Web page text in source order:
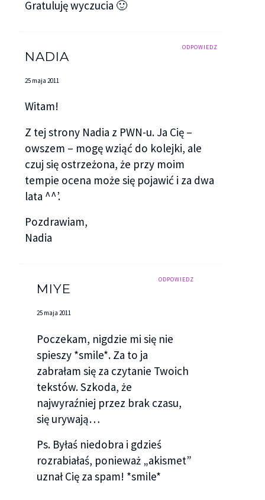
Gratuluję wyczucia 🙂
ODPOWIEDZ
NADIA
25 maja 2011
Witam!
Z tej strony Nadia z PWN-u. Ja Cię –
owszem – mogę wziąć do kolejki, ale
czuj się ostrzeżona, że przy moim
tempie ocena może się pojawić i za dwa
lata ^^’.
Pozdrawiam,
Nadia
ODPOWIEDZ
MIYE
25 maja 2011
Poczekam, nigdzie mi się nie
spieszy *smile*. Za to ja
zabrałam się za czytanie Twoich
tekstów. Szkoda, że
najwyraźniej przez brak czasu,
się urywają…
Ps. Byłaś niedobra i gdzieś
rozrabiałaś, ponieważ „akismet”
uznał Cię za spam! *smile*